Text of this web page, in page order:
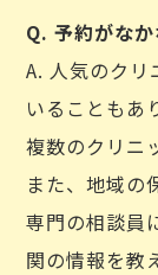
Q. 予約がな
A. 人気のクリ
いることもあ
複数のクリニ
また、地域の
専門の相談員
関の情報を教